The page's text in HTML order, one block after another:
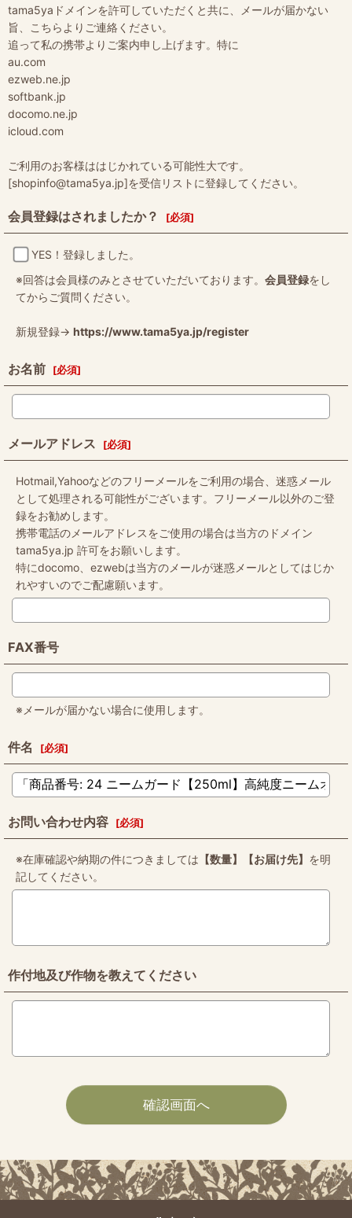
tama5yaドメインを許可していただくと共に、メールが届かない
旨、こちらよりご連絡ください。
追って私の携帯よりご案内申し上げます。特に
au.com
ezweb.ne.jp
softbank.jp
docomo.ne.jp
icloud.com
ご利用のお客様ははじかれている可能性大です。
[shopinfo@tama5ya.jp]を受信リストに登録してください。
会員登録はされましたか？ [必須]
YES！登録しました。
※回答は会員様のみとさせていただいております。 会員登録をし
てからご質問ください。
新規登録→ https://www.tama5ya.jp/register
お名前 [必須]
メールアドレス [必須]
Hotmail,Yahooなどのフリーメールをご利用の場合、迷惑メール
として処理される可能性がございます。フリーメール以外のご登
録をお勧めします。
携帯電話のメールアドレスをご使用の場合は当方のドメイン
tama5ya.jp 許可をお願いします。
特にdocomo、ezwebは当方のメールが迷惑メールとしてはじか
れやすいのでご配慮願います。
FAX番号
※メールが届かない場合に使用します。
件名 [必須]
お問い合わせ内容 [必須]
※在庫確認や納期の件につきましては 【数量】【お届け先】 を明
記してください。
作付地及び作物を教えてください
確認画面へ